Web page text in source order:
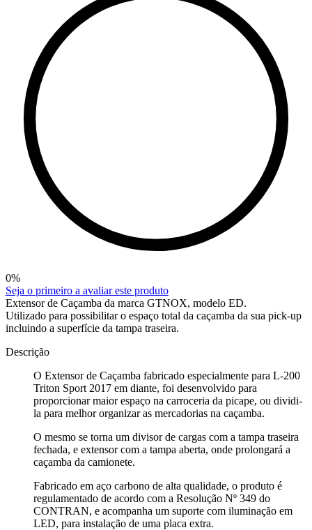
0%
Seja o primeiro a avaliar este produto
Extensor de Caçamba da marca GTNOX, modelo ED.
Utilizado para possibilitar o espaço total da caçamba da sua pick-up
incluindo a superfície da tampa traseira.
Descrição
O Extensor de Caçamba fabricado especialmente para L-200
Triton Sport 2017 em diante, foi desenvolvido para
proporcionar maior espaço na carroceria da picape, ou dividi-
la para melhor organizar as mercadorias na caçamba.
O mesmo se torna um divisor de cargas com a tampa traseira
fechada, e extensor com a tampa aberta, onde prolongará a
caçamba da camionete.
Fabricado em aço carbono de alta qualidade, o produto é
regulamentado de acordo com a Resolução Nº 349 do
CONTRAN, e acompanha um suporte com iluminação em
LED, para instalação de uma placa extra.